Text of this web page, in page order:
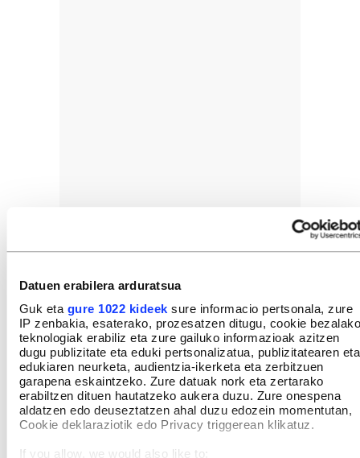
Datuen erabilera arduratsua
Guk eta gure 1022 kideek sure informacio pertsonala, zure
IP zenbakia, esaterako, prozesatzen ditugu, cookie bezalako
teknologiak erabiliz eta zure gailuko informazioak azitzen
dugu publizitate eta eduki pertsonalizatua, publizitatearen eta
edukiaren neurketa, audientzia-ikerketa eta zerbitzuen
garapena eskaintzeko. Zure datuak nork eta zertarako
erabiltzen dituen hautatzeko aukera duzu. Zure onespena
aldatzen edo deuseztatzen ahal duzu edozein momentutan,
Cookie deklaraziotik edo Privacy triggerean klikatuz.
If you allow, we would also like to: